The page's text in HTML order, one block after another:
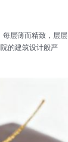
每层薄而精致，层层
的建筑设计般严